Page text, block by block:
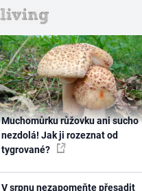
Muchomůrku růžovku ani sucho
nezdolá! Jak ji rozeznat od
tygrované?
V srpnu nezapomeňte přesadit